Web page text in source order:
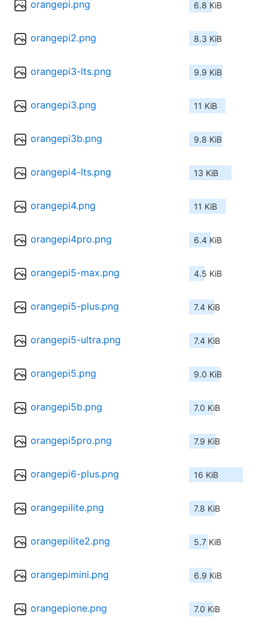
orangepi.png 6.8 KiB
orangepi2.png 8.3 KiB
orangepi3-lts.png 9.9 KiB
orangepi3.png 11 KiB
orangepi3b.png 9.8 KiB
orangepi4-lts.png 13 KiB
orangepi4.png 11 KiB
orangepi4pro.png 6.4 KiB
orangepi5-max.png 4.5 KiB
orangepi5-plus.png 7.4 KiB
orangepi5-ultra.png 7.4 KiB
orangepi5.png 9.0 KiB
orangepi5b.png 7.0 KiB
orangepi5pro.png 7.9 KiB
orangepi6-plus.png 16 KiB
orangepilite.png 7.8 KiB
orangepilite2.png 5.7 KiB
orangepimini.png 6.9 KiB
orangepione.png 7.0 KiB